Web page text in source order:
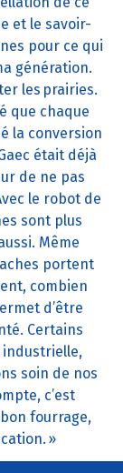
et le savoir-
pour ce qui
génération.
les prairies.
que chaque
la conversion
était déjà
de ne pas
le robot de
sont plus
Même
portent
combien
d’être
Certains
industrielle,
soin de nos
c’est
fourrage,
»